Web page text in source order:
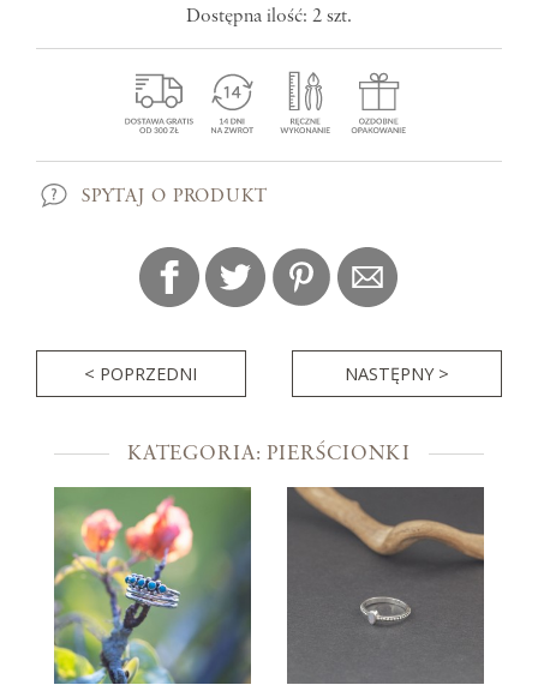
Dostępna ilość: 2 szt.
SPYTAJ O PRODUKT
< POPRZEDNI NASTĘPNY >
KATEGORIA: PIERŚCIONKI